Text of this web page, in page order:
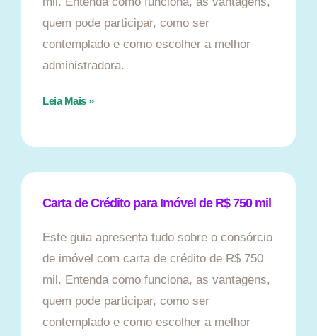
quem pode participar, como ser
contemplado e como escolher a melhor
administradora.
Leia Mais »
Carta de Crédito para Imóvel de R$ 750 mil
Este guia apresenta tudo sobre o consórcio
de imóvel com carta de crédito de R$ 750
mil. Entenda como funciona, as vantagens,
quem pode participar, como ser
contemplado e como escolher a melhor